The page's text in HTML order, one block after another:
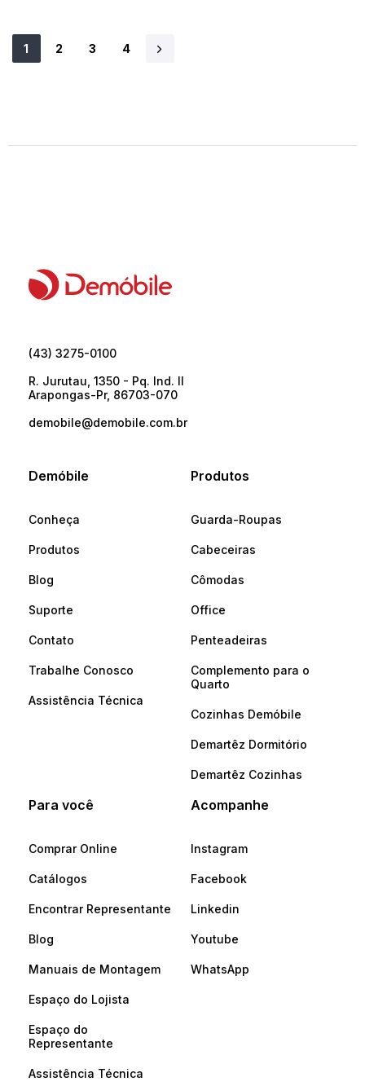
1 2 3 4
(43) 3275-0100
R. Jurutau, 1350 - Pq. Ind. II
Arapongas-Pr, 86703-070
demobile@demobile.com.br
Demóbile
Conheça
Produtos
Blog
Suporte
Contato
Trabalhe Conosco
Assistência Técnica
Produtos
Guarda-Roupas
Cabeceiras
Cômodas
Office
Penteadeiras
Complemento para o
Quarto
Cozinhas Demóbile
Demartêz Dormitório
Demartêz Cozinhas
Para você
Comprar Online
Catálogos
Encontrar Representante
Blog
Manuais de Montagem
Espaço do Lojista
Espaço do
Representante
Assistência Técnica
Acompanhe
Instagram
Facebook
Linkedin
Youtube
WhatsApp